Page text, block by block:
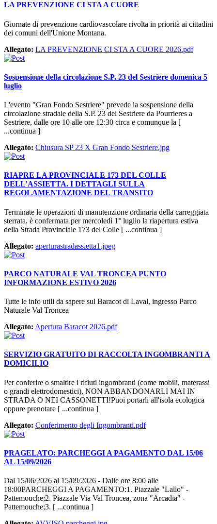
LA PREVENZIONE CI STA A CUORE
Giornate di prevenzione cardiovascolare rivolta in priorità ai cittadini
dei comuni dell'Unione Montana.
Allegato: LA PREVENZIONE CI STA A CUORE 2026.pdf
Sospensione della circolazione S.P. 23 del Sestriere domenica 5
luglio
L'evento "Gran Fondo Sestriere" prevede la sospensione della
circolazione stradale della S.P. 23 del Sestriere da Pourrieres a
Sestriere, dalle ore 10 alle ore 12:30 circa e comunque la [
...continua ]
Allegato: Chiusura SP 23 X Gran Fondo Sestriere.jpg
RIAPRE LA PROVINCIALE 173 DEL COLLE
DELL’ASSIETTA. I DETTAGLI SULLA
REGOLAMENTAZIONE DEL TRANSITO
Terminate le operazioni di manutenzione ordinaria della carreggiata
sterrata, è confermata per mercoledì 1° luglio la riapertura estiva
della Strada Provinciale 173 del Colle [ ...continua ]
Allegato: aperturastradassietta1.jpeg
PARCO NATURALE VAL TRONCEA PUNTO
INFORMAZIONE ESTIVO 2026
Tutte le info utili da sapere sul Baracot di Laval, ingresso Parco
Naturale Val Troncea
Allegato: Apertura Baracot 2026.pdf
SERVIZIO GRATUITO DI RACCOLTA INGOMBRANTI A
DOMICILIO
Per conferire o smaltire i rifiuti ingombranti (come mobili, materassi
o grandi elettrodomestici), NON ABBANDONARLI MAI IN
STRADA O NEI CASSONETTI!Puoi portarli all'isola ecologica
oppure prenotare [ ...continua ]
Allegato: Conferimento degli Ingombranti.pdf
PRAGELATO: PARCHEGGI A PAGAMENTO DAL 15/06
AL 15/09/2026
Dal 15/06/2026 al 15/09/2026 - Dalle ore 8:00 alle
18:00PARCHEGGI A PAGAMENTO:1. Piazzale "Lallo" -
Pattemouche;2. Piazzale Via Val Troncea, zona "Arcadia" -
Pattemouche;3. [ ...continua ]